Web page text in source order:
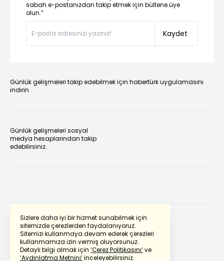
Sizlere daha iyi bir hizmet sunabilmek için
sitemizde çerezlerden faydalanıyoruz.
Sitemizi kullanmaya devam ederek çerezleri
kullanmamıza izin vermiş oluyorsunuz.
Detaylı bilgi almak için ‘Çerez Politikasını’ve
‘Aydınlatma Metnini’inceleyebilirsiniz.
sabah e-postanızdan takip etmek için bültene üye
olun.”
Kaydet
Günlük gelişmeleri takip edebilmek için habertürk uygulamasını
indirin
Günlük gelişmeleri sosyal
medya hesaplarından takip
edebilirsiniz.
Powered by Translate